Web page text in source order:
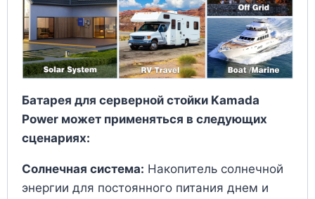
Батарея для серверной стойки Kamada
Power может применяться в следующих
сценариях:
Солнечная система: Накопитель солнечной
энергии для постоянного питания днем и